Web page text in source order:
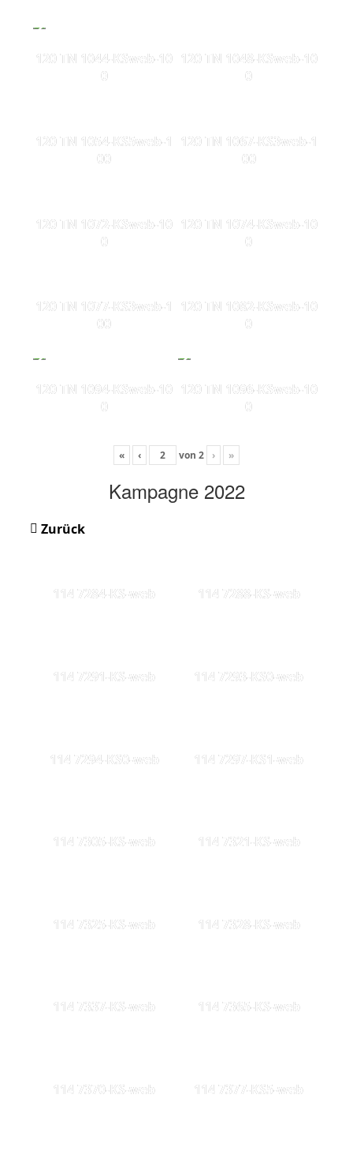
120 TN 1044-KSweb-10
0
120 TN 1048-KSweb-10
0
120 TN 1054-KS5web-1
00
120 TN 1067-KS3web-1
00
120 TN 1072-KSweb-10
0
120 TN 1074-KSweb-10
0
120 TN 1077-KS3web-1
00
120 TN 1082-KSweb-10
0
120 TN 1094-KSweb-10
0
120 TN 1096-KSweb-10
0
« ‹ von 2 › »
Kampagne 2022
Zurück
114 7284-KS-web 114 7288-KS-web
114 7291-KS-web 114 7293-KS0-web
114 7294-KS0-web 114 7297-KS1-web
114 7305-KS-web 114 7321-KS-web
114 7325-KS-web 114 7328-KS-web
114 7337-KS-web 114 7365-KS-web
114 7370-KS-web 114 7377-KS5-web